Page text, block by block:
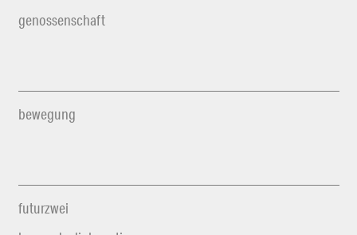
genossenschaft
bewegung
futurzwei